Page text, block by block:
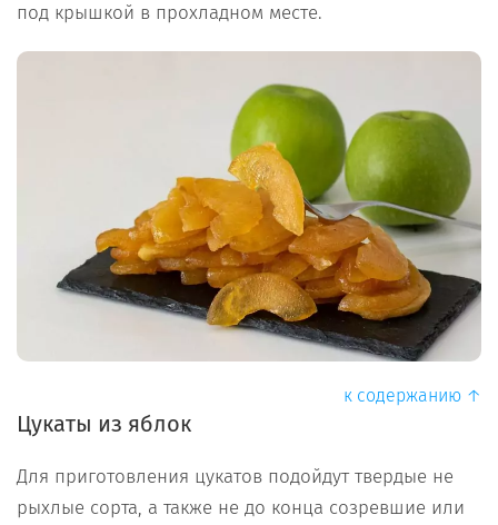
под крышкой в прохладном месте.
к содержанию ↑
Цукаты из яблок
Для приготовления цукатов подойдут твердые не
рыхлые сорта, а также не до конца созревшие или